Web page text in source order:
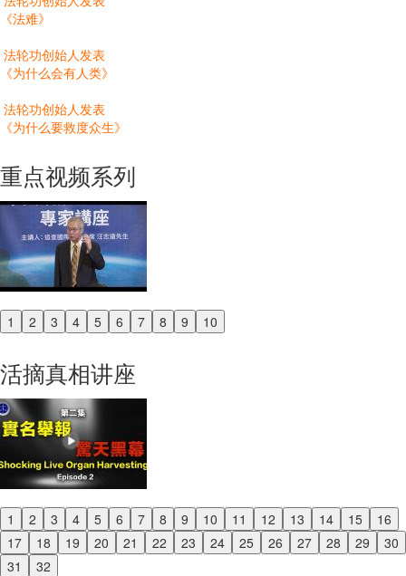
《法难》
法轮功创始人发表
《为什么会有人类》
法轮功创始人发表
《为什么要救度众生》
重点视频系列
1 2 3 4 5 6 7 8 9 10
Previous
活摘真相讲座
1 2 3 4 5 6 7 8 9 10 11 12 13 14 15
16
17
18 19 20 21 22 23 24 25 26 27 28 29
30
31
32
Previous
Next